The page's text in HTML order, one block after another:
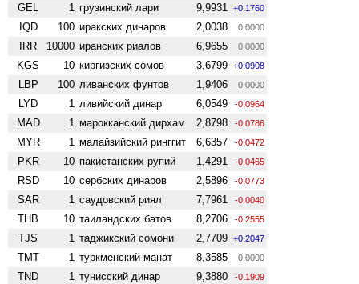
GEL 1 грузинский лари 9,9931 +0.1760
IQD 100 иракских динаров 2,0038 0.0000
IRR 10000 иранских риалов 6,9655 0.0000
KGS 10 киргизских сомов 3,6799 +0.0908
LBP 100 ливанских фунтов 1,9406 0.0000
LYD 1 ливийский динар 6,0549 -0.0964
MAD 1 марокканский дирхам 2,8798 -0.0786
MYR 1 малайзийский ринггит 6,6357 -0.0472
PKR 10 пакистанских рупий 1,4291 -0.0465
RSD 10 сербских динаров 2,5896 -0.0773
SAR 1 саудовский риял 7,7961 -0.0040
THB 10 таиландских батов 8,2706 -0.2555
TJS 1 таджикский сомони 2,7709 +0.2047
TMT 1 туркменский манат 8,3585 0.0000
TND 1 тунисский динар 9,3880 -0.1909